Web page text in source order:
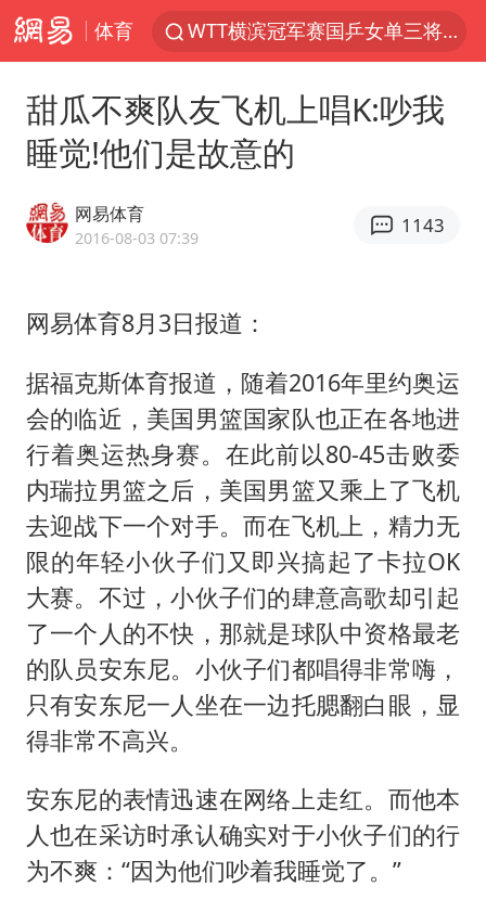
体育
WTT横滨冠军赛国乒女单三将晋级四强
《欢迎来龙餐馆》口碑
香港正式允许“拒绝抢救”
直击东北超：哈尔滨vs通辽
香港宏福苑火灾或由烟头引起
几元成本的AI广告导致千万市值蒸发
浙江台州《告全体市民书》
酒店回应车内过夜被收150元
白海豚将正面袭击贯穿浙江
商场现钱学森巨幅海报 负责人回应
乐享全民健身 共筑健康中国
甜瓜不爽队友飞机上唱K:吵我
睡觉!他们是故意的
网易体育
2016-08-03 07:39
1143
网易体育8月3日报道：
据福克斯体育报道，随着2016年里约奥运
会的临近，美国男篮国家队也正在各地进
行着奥运热身赛。在此前以80-45击败委
内瑞拉男篮之后，美国男篮又乘上了飞机
去迎战下一个对手。而在飞机上，精力无
限的年轻小伙子们又即兴搞起了卡拉OK
大赛。不过，小伙子们的肆意高歌却引起
了一个人的不快，那就是球队中资格最老
的队员安东尼。小伙子们都唱得非常嗨，
只有安东尼一人坐在一边托腮翻白眼，显
得非常不高兴。
安东尼的表情迅速在网络上走红。而他本
人也在采访时承认确实对于小伙子们的行
为不爽：“因为他们吵着我睡觉了。”